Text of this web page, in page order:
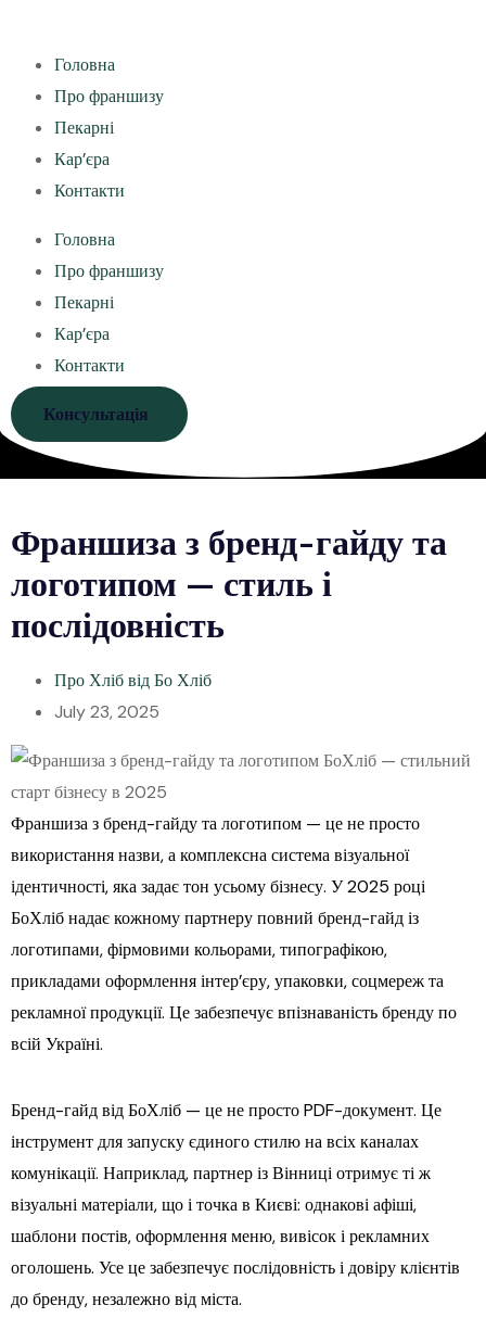
Головна
Про франшизу
Пекарні
Кар’єра
Контакти
Головна
Про франшизу
Пекарні
Кар’єра
Контакти
Консультація
Франшиза з бренд-гайду та
логотипом — стиль і
послідовність
Про Хліб від Бо Хліб
July 23, 2025
Франшиза з бренд-гайду та логотипом — це не просто
використання назви, а комплексна система візуальної
ідентичності, яка задає тон усьому бізнесу. У 2025 році
БоХліб надає кожному партнеру повний бренд-гайд із
логотипами, фірмовими кольорами, типографікою,
прикладами оформлення інтер’єру, упаковки, соцмереж та
рекламної продукції. Це забезпечує впізнаваність бренду по
всій Україні.
Бренд-гайд від БоХліб — це не просто PDF-документ. Це
інструмент для запуску єдиного стилю на всіх каналах
комунікації. Наприклад, партнер із Вінниці отримує ті ж
візуальні матеріали, що і точка в Києві: однакові афіші,
шаблони постів, оформлення меню, вивісок і рекламних
оголошень. Усе це забезпечує послідовність і довіру клієнтів
до бренду, незалежно від міста.